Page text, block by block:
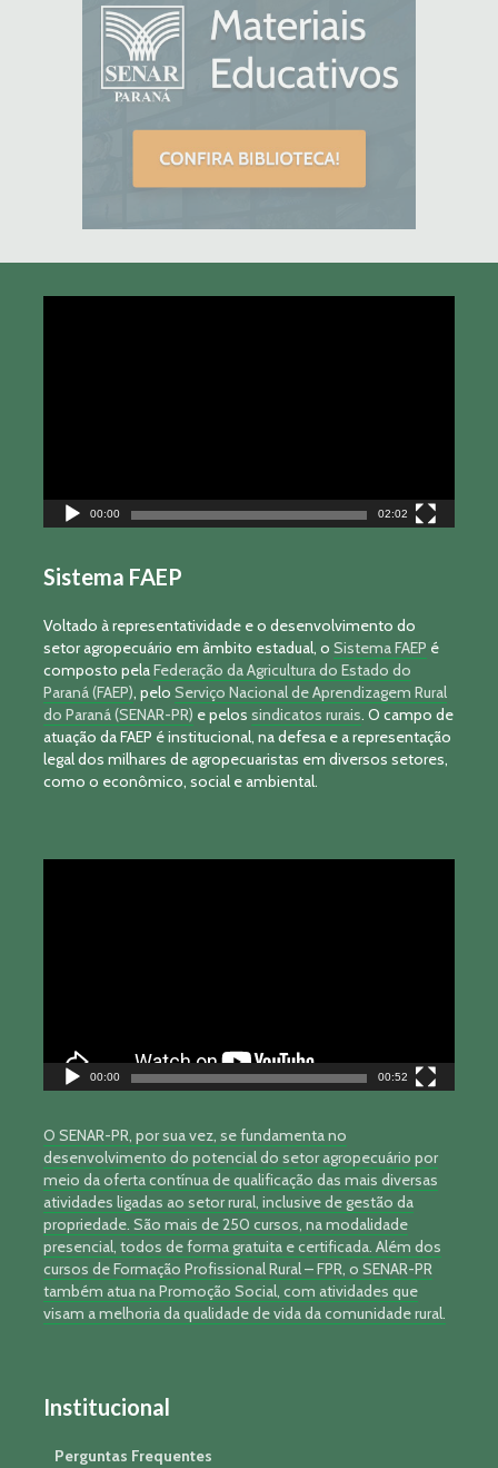
00:00 02:02
Sistema FAEP
Voltado à representatividade e o desenvolvimento do
setor agropecuário em âmbito estadual, o Sistema FAEP é
composto pelaFederação da Agricultura do Estado do
Paraná (FAEP), pelo Serviço Nacional de Aprendizagem Rural
do Paraná (SENAR-PR) e pelos sindicatos rurais. O campo de
atuação da FAEP é institucional, na defesa e a representação
legal dos milhares de agropecuaristas em diversos setores,
como o econômico, social e ambiental.
00:00 00:52
O SENAR-PR, por sua vez, se fundamenta no
desenvolvimento do potencial do setor agropecuário por
meio da oferta contínua de qualificação das mais diversas
atividades ligadas ao setor rural, inclusive de gestão da
propriedade. São mais de 250 cursos, na modalidade
presencial, todos de forma gratuita e certificada. Além dos
cursos de Formação Profissional Rural – FPR, o SENAR-PR
também atua na Promoção Social, com atividades que
visam a melhoria da qualidade de vida da comunidade rural.
Institucional
Perguntas Frequentes